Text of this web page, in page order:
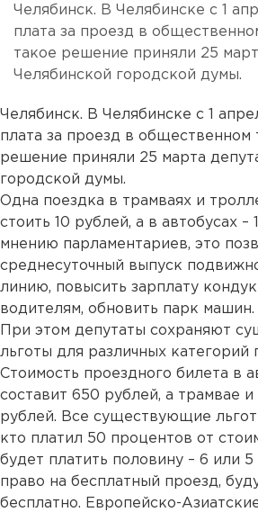
Челябинск. В Челябинске с 1
плата за проезд в
такое решение приняли 25
Челябинской городской думы.
Челябинск. В Челябинске с 1
плата за проезд в общественном
решение приняли 25 марта
городской думы.
Одна поездка в трамваях и
стоить 10 рублей, а в автобусах –
мнению парламентариев, это
среднесуточный выпуск
линию, повысить зарплату
водителям, обновить парк машин.
При этом депутаты сохраняют
льготы для различных категорий
Стоимость проездного билета в
составит 650 рублей, а трамвае
рублей. Все существующие
кто платил 50 процентов от
будет платить половину – 6 или
право на бесплатный проезд,
бесплатно. Европейско-